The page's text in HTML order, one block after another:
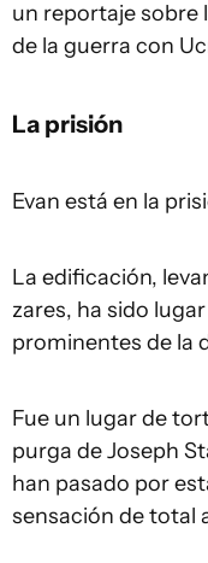
un reportaje sobre
de la guerra con
La prisión
Evan está en la
La edificación,
zares, ha sido
prominentes de la
Fue un lugar de
purga de Joseph
han pasado por
sensación de total